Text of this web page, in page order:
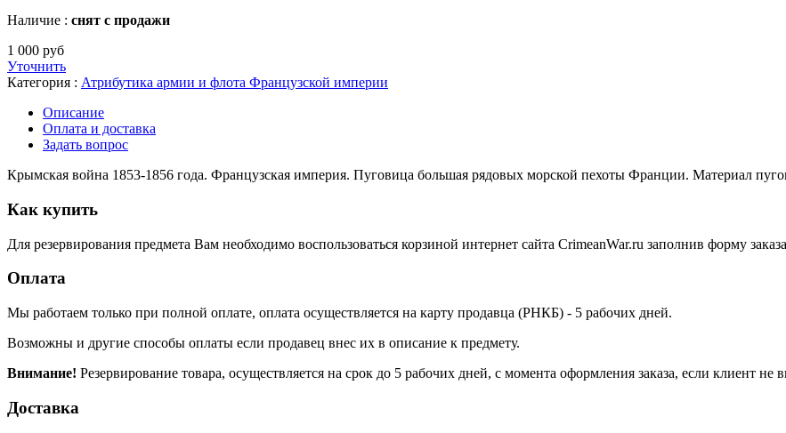
Наличие : снят с продажи
1 000 руб
Уточнить
Категория : Атрибутика армии и флота Французской империи
Описание
Оплата и доставка
Задать вопрос
Крымская война 1853-1856 года. Французская империя. Пуговица большая рядовых морской пехоты Франции. Материал
Как купить
Для резервирования предмета Вам необходимо воспользоваться корзиной интернет сайта CrimeanWar.ru заполнив форму
Оплата
Мы работаем только при полной оплате, оплата осуществляется на карту продавца (РНКБ) - 5 рабочих дней.
Возможны и другие способы оплаты если продавец внес их в описание к предмету.
Внимание! Резервирование товара, осуществляется на срок до 5 рабочих дней, с момента оформления заказа, если клиент не
Доставка